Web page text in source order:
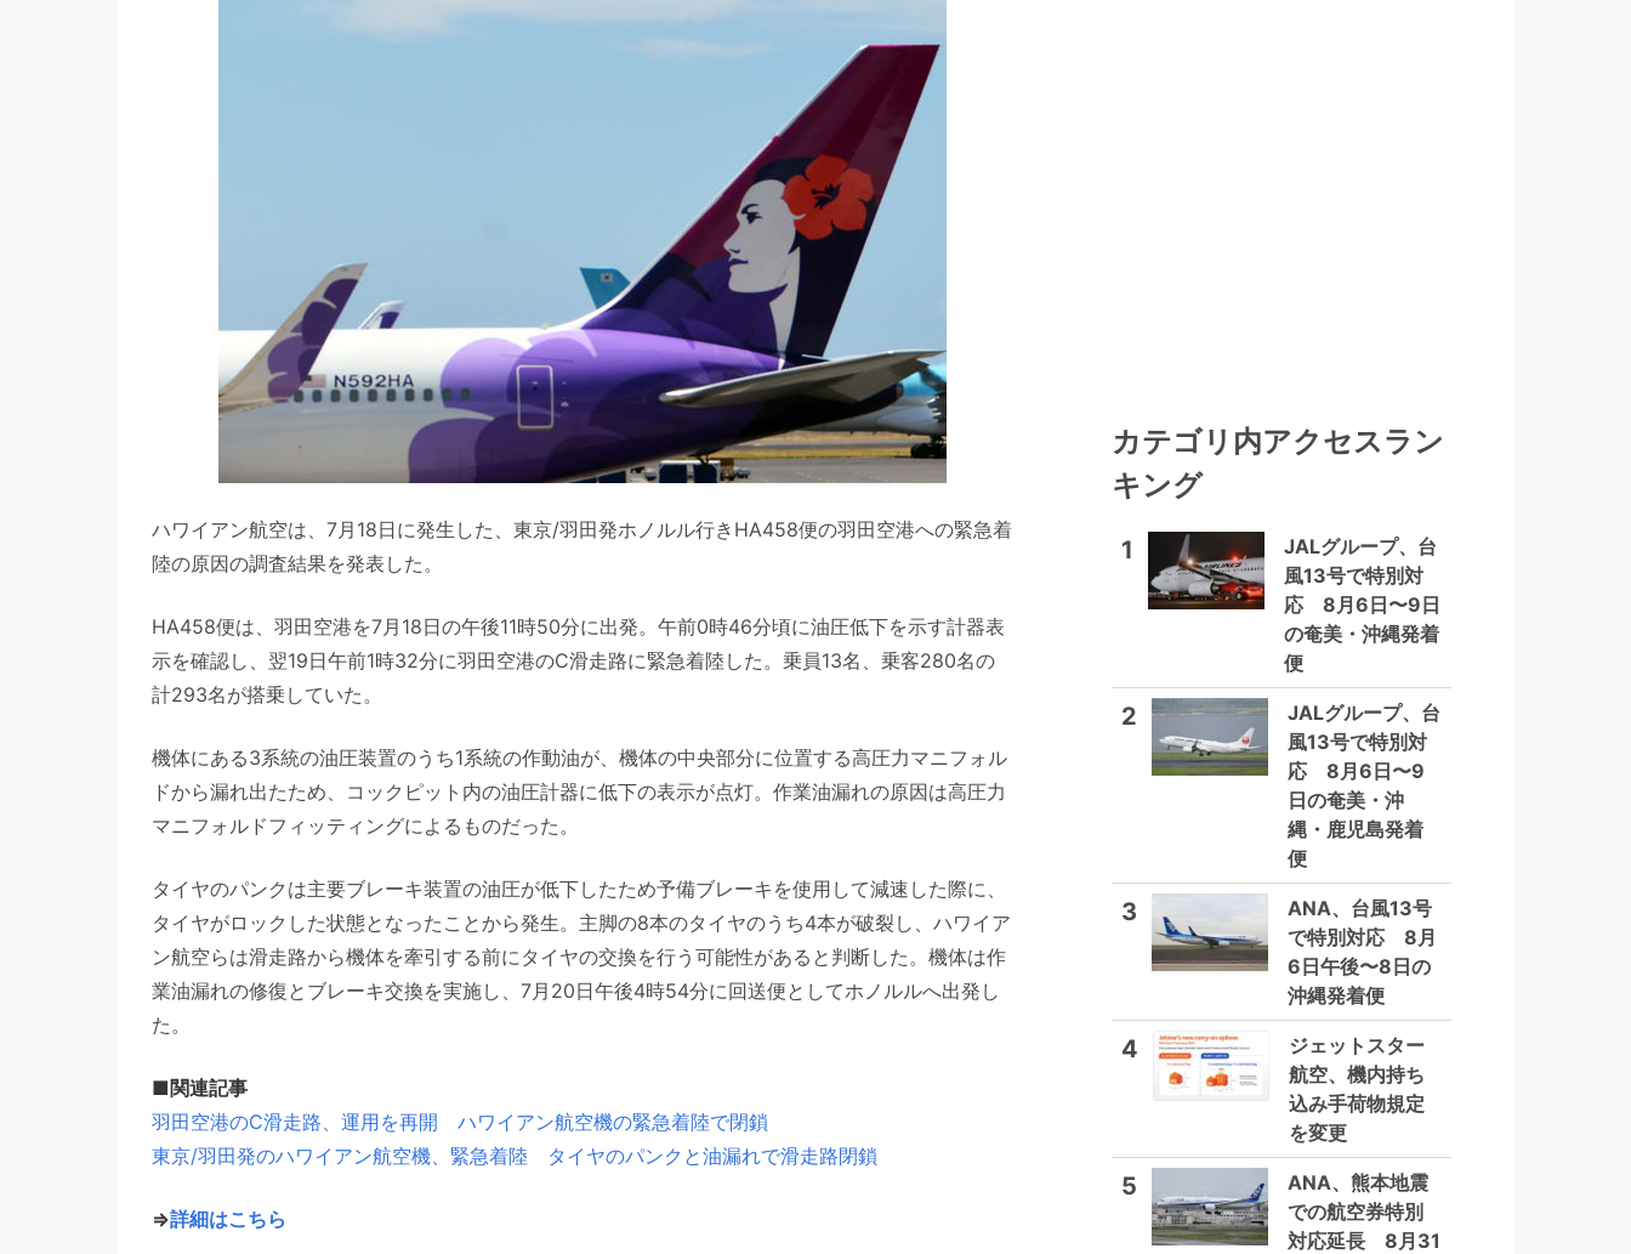
ハワイアン航空は、7月18日に発生した、東京/羽田発ホノルル行きHA458便の羽田空港への緊急着
陸の原因の調査結果を発表した。
HA458便は、羽田空港を7月18日の午後11時50分に出発。午前0時46分頃に油圧低下を示す計器表
示を確認し、翌19日午前1時32分に羽田空港のC滑走路に緊急着陸した。乗員13名、乗客280名の
計293名が搭乗していた。
機体にある3系統の油圧装置のうち1系統の作動油が、機体の中央部分に位置する高圧力マニフォル
ドから漏れ出たため、コックピット内の油圧計器に低下の表示が点灯。作業油漏れの原因は高圧力
マニフォルドフィッティングによるものだった。
タイヤのパンクは主要ブレーキ装置の油圧が低下したため予備ブレーキを使用して減速した際に、
タイヤがロックした状態となったことから発生。主脚の8本のタイヤのうち4本が破裂し、ハワイア
ン航空らは滑走路から機体を牽引する前にタイヤの交換を行う可能性があると判断した。機体は作
業油漏れの修復とブレーキ交換を実施し、7月20日午後4時54分に回送便としてホノルルへ出発し
た。
■関連記事
羽田空港のC滑走路、運用を再開 ハワイアン航空機の緊急着陸で閉鎖
東京/羽田発のハワイアン航空機、緊急着陸 タイヤのパンクと油漏れで滑走路閉鎖
⇒詳細はこちら
カテゴリ内アクセスラン
キング
1
JALグループ、台
風13号で特別対
応 8月6日〜9日
の奄美・沖縄発着
便
2
JALグループ、台
風13号で特別対
応 8月6日〜9
日の奄美・沖
縄・鹿児島発着
便
3
ANA、台風13号
で特別対応 8月
6日午後〜8日の
沖縄発着便
4
ジェットスター
航空、機内持ち
込み手荷物規定
を変更
5
ANA、熊本地震
での航空券特別
対応延長 8月31